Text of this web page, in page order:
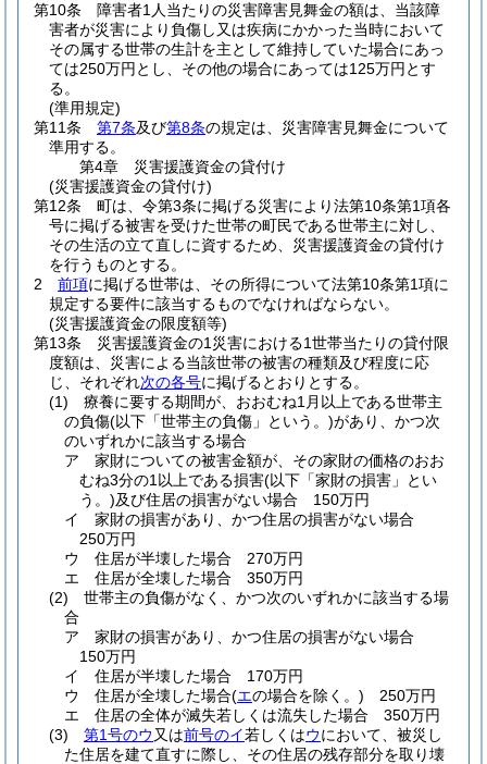
第10条
障害者1人当たりの災害障害見舞金の額は、当該障
害者が災害により負傷し又は疾病にかかった当時において
その属する世帯の生計を主として維持していた場合にあっ
ては250万円とし、その他の場合にあっては125万円とす
る。
(準用規定)
第11条
第7条及び第8条の規定は、災害障害見舞金について
準用する。
第4章
災害援護資金の貸付け
(災害援護資金の貸付け)
第12条
町は、令第3条に掲げる災害により法第10条第1項各
号に掲げる被害を受けた世帯の町民である世帯主に対し、
その生活の立て直しに資するため、災害援護資金の貸付け
を行うものとする。
2
前項に掲げる世帯は、その所得について法第10条第1項に
規定する要件に該当するものでなければならない。
(災害援護資金の限度額等)
第13条
災害援護資金の1災害における1世帯当たりの貸付限
度額は、災害による当該世帯の被害の種類及び程度に応
じ、それぞれ次の各号に掲げるとおりとする。
(1)
療養に要する期間が、おおむね1月以上である世帯主
の負傷(以下「世帯主の負傷」という。)があり、かつ次
のいずれかに該当する場合
ア
家財についての被害金額が、その家財の価格のおお
むね3分の1以上である損害(以下「家財の損害」とい
う。)及び住居の損害がない場合 150万円
イ
家財の損害があり、かつ住居の損害がない場合
250万円
ウ
住居が半壊した場合 270万円
エ
住居が全壊した場合 350万円
(2)
世帯主の負傷がなく、かつ次のいずれかに該当する場
合
ア
家財の損害があり、かつ住居の損害がない場合
150万円
イ
住居が半壊した場合 170万円
ウ
住居が全壊した場合(エの場合を除く。) 250万円
エ
住居の全体が滅失若しくは流失した場合 350万円
(3)
第1号のウ 又は前号のイ若しくはウにおいて、被災し
た住居を建て直すに際し、その住居の残存部分を取り壊